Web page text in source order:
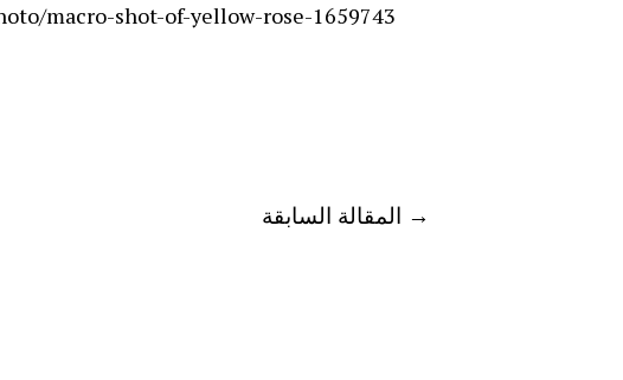
macro-shot-of-yellow-rose-1659743/
→ المقالة السابقة